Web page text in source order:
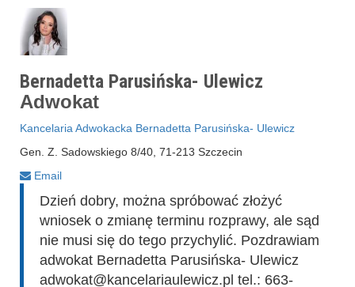
Bernadetta Parusińska- Ulewicz
Adwokat
Kancelaria Adwokacka Bernadetta Parusińska- Ulewicz
Gen. Z. Sadowskiego 8/40, 71-213 Szczecin
Email
Dzień dobry, można spróbować złożyć
wniosek o zmianę terminu rozprawy, ale sąd
nie musi się do tego przychylić. Pozdrawiam
adwokat Bernadetta Parusińska- Ulewicz
adwokat@kancelariaulewicz.pl tel.: 663-